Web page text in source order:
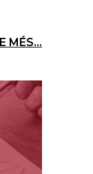
MÉS...